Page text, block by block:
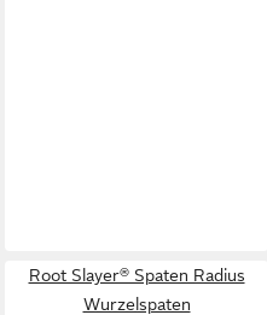
Root Slayer® Spaten Radius
Wurzelspaten